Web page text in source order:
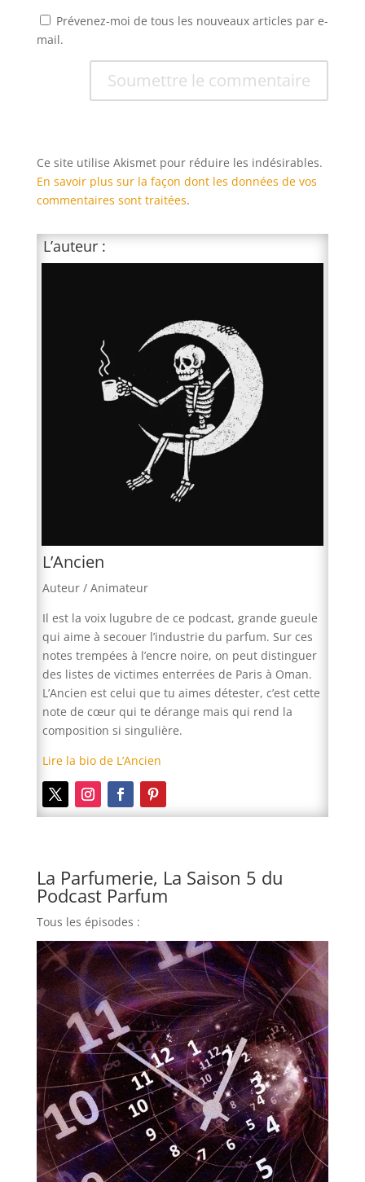
Prévenez-moi de tous les nouveaux articles par e-
mail.
Soumettre le commentaire
Ce site utilise Akismet pour réduire les indésirables.
En savoir plus sur la façon dont les données de vos
commentaires sont traitées.
L’auteur :
L’Ancien
Auteur / Animateur
Il est la voix lugubre de ce podcast, grande gueule
qui aime à secouer l’industrie du parfum. Sur ces
notes trempées à l’encre noire, on peut distinguer
des listes de victimes enterrées de Paris à Oman.
L’Ancien est celui que tu aimes détester, c’est cette
note de cœur qui te dérange mais qui rend la
composition si singulière.
Lire la bio de L’Ancien
La Parfumerie, La Saison 5 du
Podcast Parfum
Tous les épisodes :